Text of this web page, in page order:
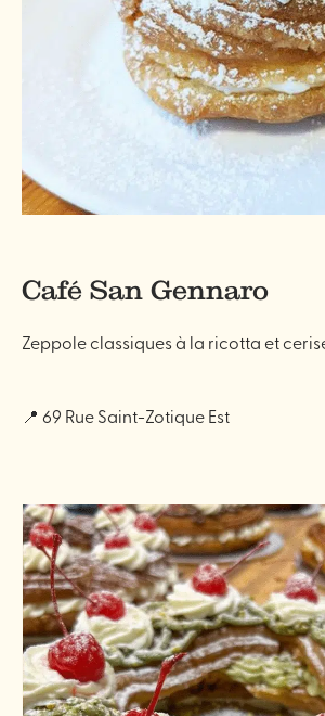
Café San Gennaro
Zeppole classiques à la ricotta et
📍 69 Rue Saint-Zotique Est